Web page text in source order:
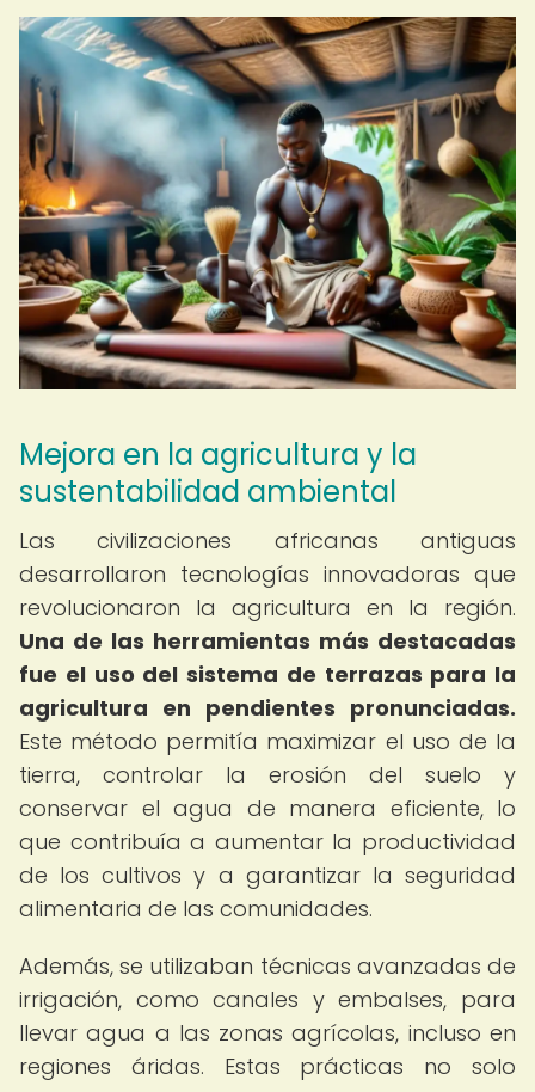
Mejora en la agricultura y la
sustentabilidad ambiental
Las civilizaciones africanas antiguas
desarrollaron tecnologías innovadoras que
revolucionaron la agricultura en la región.
Una de las herramientas más destacadas
fue el uso del sistema de terrazas para la
agricultura en pendientes pronunciadas.
Este método permitía maximizar el uso de la
tierra, controlar la erosión del suelo y
conservar el agua de manera eficiente, lo
que contribuía a aumentar la productividad
de los cultivos y a garantizar la seguridad
alimentaria de las comunidades.
Además, se utilizaban técnicas avanzadas de
irrigación, como canales y embalses, para
llevar agua a las zonas agrícolas, incluso en
regiones áridas. Estas prácticas no solo